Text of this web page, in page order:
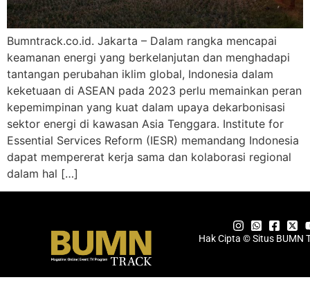
Bumntrack.co.id. Jakarta – Dalam rangka mencapai
keamanan energi yang berkelanjutan dan menghadapi
tantangan perubahan iklim global, Indonesia dalam
keketuaan di ASEAN pada 2023 perlu memainkan peran
kepemimpinan yang kuat dalam upaya dekarbonisasi
sektor energi di kawasan Asia Tenggara. Institute for
Essential Services Reform (IESR) memandang Indonesia
dapat mempererat kerja sama dan kolaborasi regional
dalam hal […]
Hak Cipta © Situs BUMN